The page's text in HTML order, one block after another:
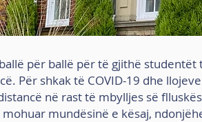
për ballë për të gjithë
Për shkak të COVID-19 dhe
në rast të mbylljes së
mundësinë e kësaj,